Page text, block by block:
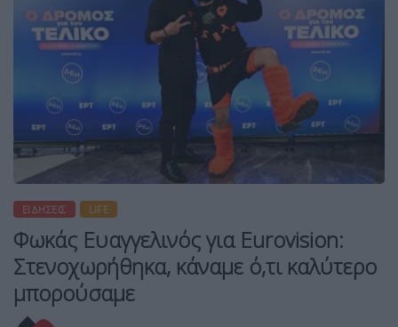
ΕΙΔΉΣΕΙΣ LIFE
Φωκάς Ευαγγελινός για Eurovision:
Στενοχωρήθηκα, κάναμε ό,τι καλύτερο
μπορούσαμε